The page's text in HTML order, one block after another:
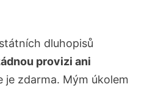
dluhopisů
provizi ani
je zdarma. Mým úkolem